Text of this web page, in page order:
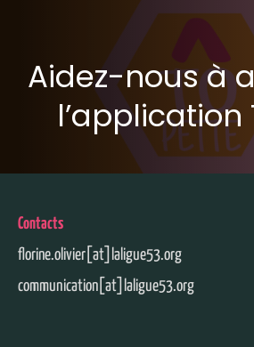
Aidez-nous à
l’application
Contacts
florine.olivier[at]laligue53.org
communication[at]laligue53.org